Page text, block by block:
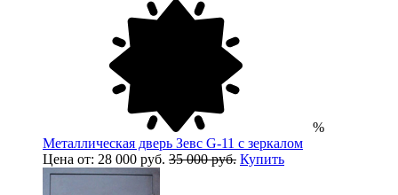
%
Металлическая дверь Зевс G-11 с зеркалом
Цена от: 28 000 руб. 35 000 руб. Купить